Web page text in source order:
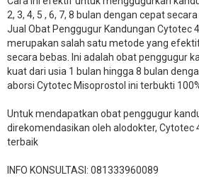
2, 3, 4, 5 , 6, 7, 8 bulan dengan cepat secara
Jual Obat Penggugur Kandungan Cytotec
merupakan salah satu metode yang
secara bebas. Ini adalah obat penggugur
kuat dari usia 1 bulan hingga 8 bulan
aborsi Cytotec Misoprostol ini terbukti
Untuk mendapatkan obat penggugur
direkomendasikan oleh alodokter, Cytotec
terbaik
INFO KONSULTASI: 081333960089